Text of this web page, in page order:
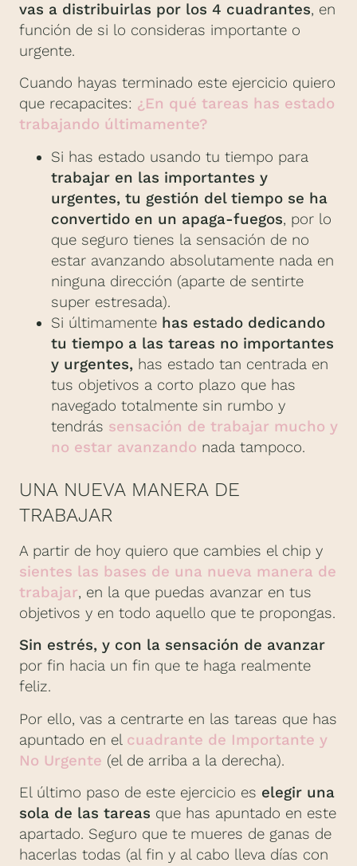
vas a distribuirlas por los 4 cuadrantes, en
función de si lo consideras importante o
urgente.
Cuando hayas terminado este ejercicio quiero
que recapacites: ¿En qué tareas has estado
trabajando últimamente?
Si has estado usando tu tiempo para
trabajar en las importantes y
urgentes, tu gestión del tiempo se ha
convertido en un apaga-fuegos, por lo
que seguro tienes la sensación de no
estar avanzando absolutamente nada en
ninguna dirección (aparte de sentirte
super estresada).
Si últimamente has estado dedicando
tu tiempo a las tareas no importantes
y urgentes, has estado tan centrada en
tus objetivos a corto plazo que has
navegado totalmente sin rumbo y
tendrás sensación de trabajar mucho y
no estar avanzando nada tampoco.
UNA NUEVA MANERA DE
TRABAJAR
A partir de hoy quiero que cambies el chip y
sientes las bases de una nueva manera de
trabajar, en la que puedas avanzar en tus
objetivos y en todo aquello que te propongas.
Sin estrés, y con la sensación de avanzar
por fin hacia un fin que te haga realmente
feliz.
Por ello, vas a centrarte en las tareas que has
apuntado en el cuadrante de Importante y
No Urgente (el de arriba a la derecha).
El último paso de este ejercicio es elegir una
sola de las tareas que has apuntado en este
apartado. Seguro que te mueres de ganas de
hacerlas todas (al fin y al cabo lleva días con